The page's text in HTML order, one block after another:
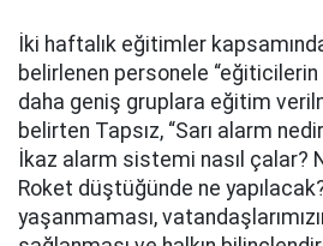
İki haftalık eğitimler
belirlenen personele
daha geniş gruplara eğitim
belirten Tapsız, “Sarı alarm
İkaz alarm sistemi nasıl çalar?
Roket düştüğünde ne
yaşanmaması,